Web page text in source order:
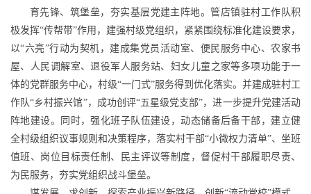
育先锋、筑堡垒，夯实基层党建主阵地。管店镇驻村工作队积
极发挥“传帮带”作用，建强村级党组织，紧紧围绕标准化建设要求，
以“六亮”行动为契机，建成集党员活动室、便民服务中心、农家书
屋、人民调解室、退役军人服务站、妇女儿童之家等多项功能于一
体的党群服务中心，村级“一门式”服务得到优化落实。并建成驻村工
作队“乡村振兴馆”，成功创评“五星级党支部”，进一步提升党建活动
阵地建设。同时，强化班子队伍建设，动态储备后备干部，建立健
全村级组织议事规则和决策程序，落实村干部“小微权力清单”、坐班
值班、岗位目标责任制、民主评议等制度，督促村干部履职尽责、
为民服务，夯实党组织战斗堡垒。